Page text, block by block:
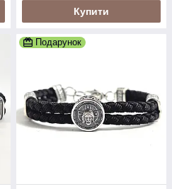
Купити
Подарунок